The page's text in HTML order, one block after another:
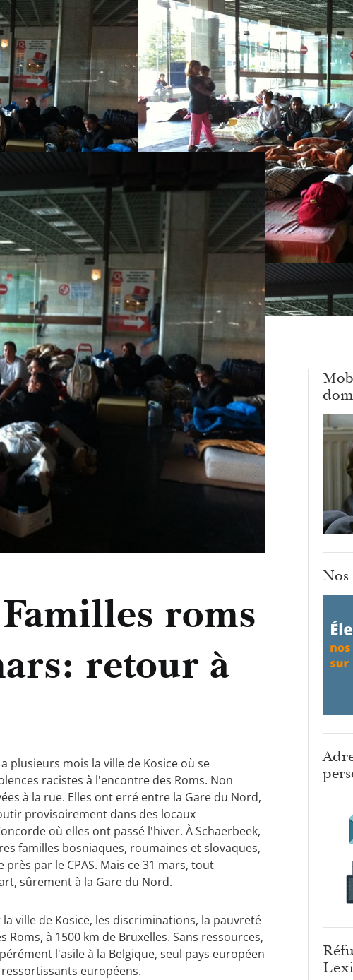
roms
retour à
plusieurs mois la ville de Kosice où se
racistes à l'encontre des Roms. Non
à la rue. Elles ont erré entre la Gare du Nord,
provisoirement dans des locaux
où elles ont passé l'hiver. À Schaerbeek,
familles bosniaques, roumaines et slovaques,
par le CPAS. Mais ce 31 mars, tout
sûrement à la Gare du Nord.
ville de Kosice, les discriminations, la pauvreté
à 1500 km de Bruxelles. Sans ressources,
l'asile à la Belgique, seul pays européen
européens.